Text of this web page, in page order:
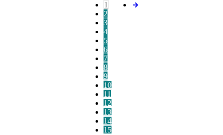
1
2
3
4
5
6
7
8
9
10
11
12
13
14
15